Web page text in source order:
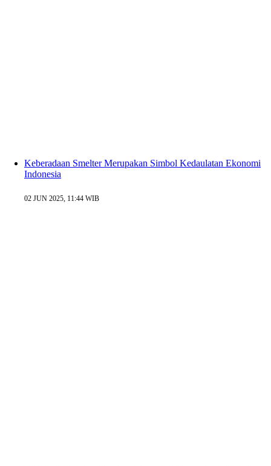
Keberadaan Smelter Merupakan Simbol Kedaulatan Ekonomi
Indonesia
02 JUN 2025, 11:44 WIB